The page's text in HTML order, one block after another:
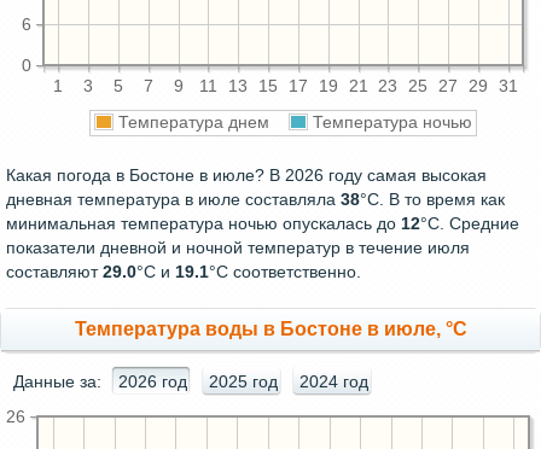
1 3 5 7 9 11 13 15 17 19 21 23 25 27 29 31
0
6
Температура днем Температура ночью
Какая погода в Бостоне в июле? В 2026 году самая высокая
дневная температура в июле составляла 38°С. В то время как
минимальная температура ночью опускалась до 12°C. Средние
показатели дневной и ночной температур в течение июля
составляют29.0°С и 19.1°С соответственно.
Температура воды в Бостоне в июле, °C
Данные за: 2026 год 2025 год 2024 год
26